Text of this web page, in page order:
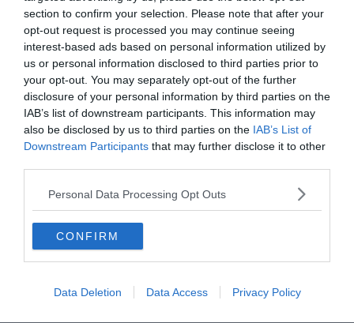
section to confirm your selection. Please note that after your
opt-out request is processed you may continue seeing
interest-based ads based on personal information utilized by
us or personal information disclosed to third parties prior to
your opt-out. You may separately opt-out of the further
disclosure of your personal information by third parties on the
IAB’s list of downstream participants. This information may
also be disclosed by us to third parties on the IAB’s List of
Downstream Participants that may further disclose it to other
Personal Data Processing Opt Outs
CONFIRM
Data Deletion Data Access Privacy Policy